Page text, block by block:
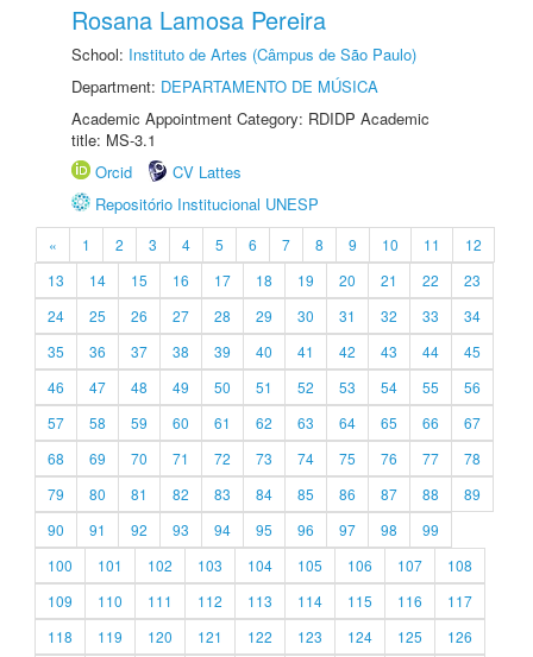
Rosana Lamosa Pereira
School: Instituto de Artes (Câmpus de São Paulo)
Department: DEPARTAMENTO DE MÚSICA
Academic Appointment Category: RDIDP Academic
title: MS-3.1
Orcid
CV Lattes
Repositório Institucional UNESP
« 1 2 3 4 5 6 7 8 9 10 11
12
13
14 15 16 17 18 19 20 21 22
23
24
25 26 27 28 29 30 31 32 33
34
35
36 37 38 39 40 41 42 43 44
45
46
47 48 49 50 51 52 53 54 55
56
57
58 59 60 61 62 63 64 65 66
67
68
69 70 71 72 73 74 75 76 77
78
79
80 81 82 83 84 85 86 87 88
89
90
91 92 93 94 95 96 97 98
99
100
101 102 103 104 105 106 107
108
109
110 111 112 113 114 115 116
117
118
119 120 121 122 123 124 125
126